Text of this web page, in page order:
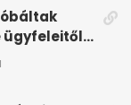
ügyfeleitől